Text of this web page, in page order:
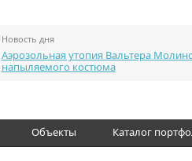
Новость дня
Аэрозольная утопия Вальтера
напыляемого костюма
Объекты Каталог